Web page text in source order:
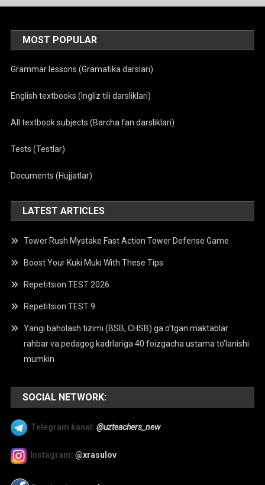
MOST POPULAR
Grammar lessons (Gramatika darslari)
English textbooks (Ingliz tili darsliklari)
All textbook subjects (Barcha fan darsliklari)
Tests (Testlar)
Documents (Hujjatlar)
LATEST ARTICLES
Tower Rush Mystake Fast Action Tower Defense Game
Boost Your Kuki Muki With These Tips
Repetitsion TEST 2026
Repetitsion TEST 9
Yangi baholash tizimi (BSB, CHSB) ga o’tgan maktablar
rahbar va pedagog kadrlariga 40 foizgacha ustama to’lanishi
mumkin
SOCIAL NETWORK:
Telegram kanal: @uzteachers_new
Instagram: @xrasulov